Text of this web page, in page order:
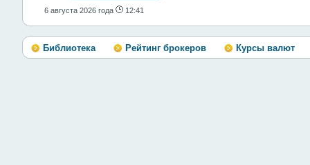
6 августа 2026 года 12:41
Библиотека Рейтинг брокеров Курсы валют